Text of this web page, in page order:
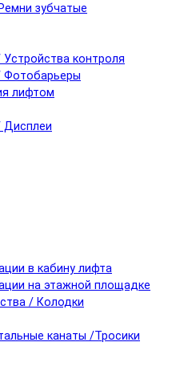
зубчатые
контроля
Фотобарьеры
лифтом
Дисплеи
в кабину лифта
на этажной площадке
/ Колодки
канаты /Тросики